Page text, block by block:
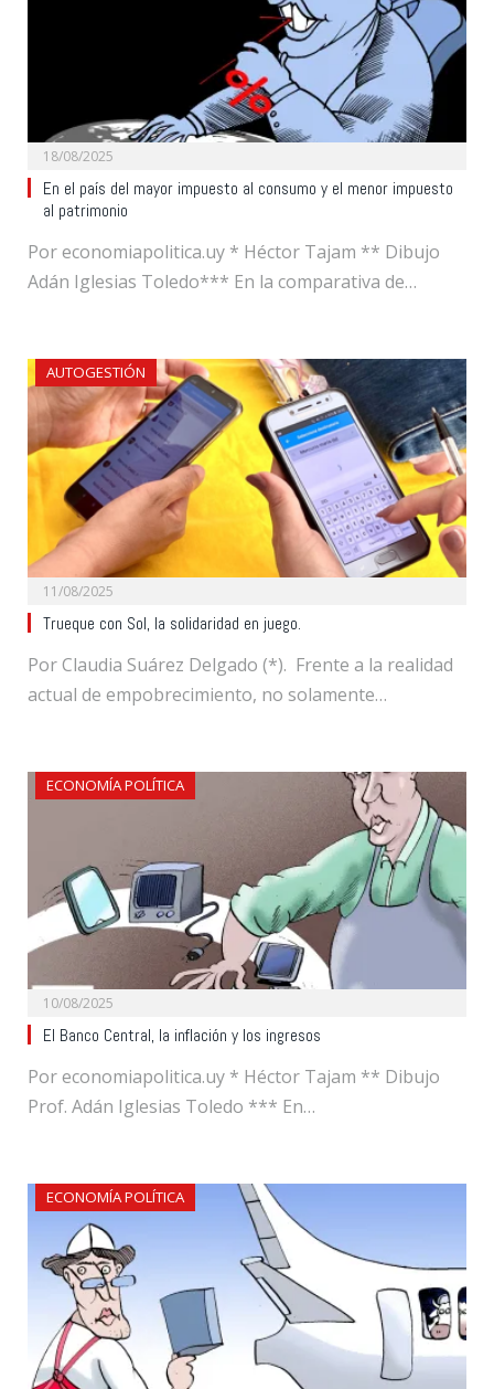
18/08/2025
En el país del mayor impuesto al consumo y el menor impuesto
al patrimonio
Por economiapolitica.uy * Héctor Tajam ** Dibujo
Adán Iglesias Toledo*** En la comparativa de…
AUTOGESTIÓN
11/08/2025
Trueque con Sol, la solidaridad en juego.
Por Claudia Suárez Delgado (*). Frente a la realidad
actual de empobrecimiento, no solamente…
ECONOMÍA POLÍTICA
10/08/2025
El Banco Central, la inflación y los ingresos
Por economiapolitica.uy * Héctor Tajam ** Dibujo
Prof. Adán Iglesias Toledo *** En…
ECONOMÍA POLÍTICA